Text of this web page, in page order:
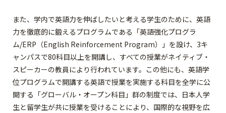
また、学内で英語力を伸ばしたいと考える学生のために、英語
力を徹底的に鍛えるプログラムである「英語強化プログラ
ム/ERP（English Reinforcement Program）」を設け、3キ
ャンパスで80科目以上を開講し、すべての授業がネイティブ・
スピーカーの教員により行われています。この他にも、英語学
位プログラムで開講する英語で授業を実施する科目を全学に公
開する「グローバル・オープン科目」群の制度では、日本人学
生と留学生が共に授業を受けることにより、国際的な視野を広